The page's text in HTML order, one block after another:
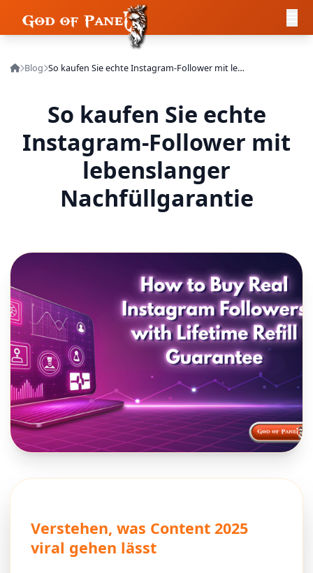
Blog So kaufen Sie echte Instagram-Follower mit lebenslanger Nachfüllgarantie
So kaufen Sie echte
Instagram-Follower mit
lebenslanger
Nachfüllgarantie
Verstehen, was Content 2025
viral gehen lässt